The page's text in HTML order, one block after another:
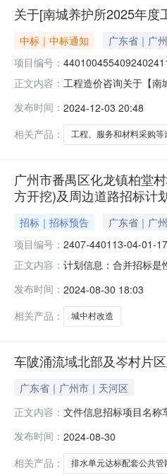
关于[南城养护所2025年
中标｜中标通知 广东省｜广
项目编号：
正文内容： 工程造价咨询关于【
中介服务项目采购）
算
发布时间： 2024-12-03 20:48
相关产品：
工程、服务和材料采购等
广州市番禺区化龙镇柏堂
方开挖)及周边道路招标计
招标｜招标预告 广东省｜广
项目编号： 2407-440113-04-01-
正文内容： 计划信息：合并招标是
件为准。明细内容：招
发布时间： 2024-08-30 18:03
相关产品：
城中村改造
车陂涌流域北部及岑村片
广东省｜广州市｜天河区
正文内容： 文件信息招标项目名称
序号投标人名称投标
发布时间： 2024-08-30
相关产品：
排水单元达标配套公共